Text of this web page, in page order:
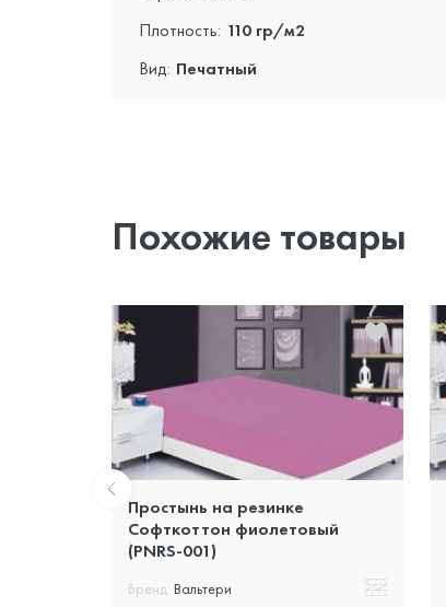
Плотность: 110 гр/м2
Вид: Печатный
Похожие товары
Простынь на резинке
Софткоттон фиолетовый
(PNRS-001)
Бренд: Вальтери